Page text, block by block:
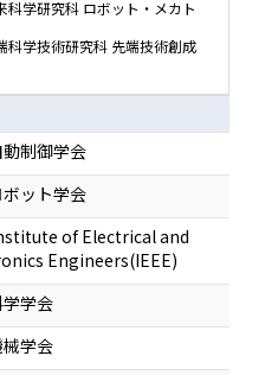
科学研究科 ロボット・メカト
科学技術研究科 先端技術創成
制御学会
ボット学会
of Electrical and
Engineers(IEEE)
学会
学会